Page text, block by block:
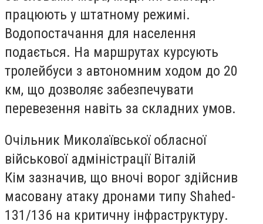
працюють у штатному режимі.
Водопостачання для населення
подається. На маршрутах курсують
тролейбуси з автономним ходом до 20
км, що дозволяє забезпечувати
перевезення навіть за складних умов.
Очільник Миколаївської обласної
військової адміністрації Віталій
Кім зазначив, що вночі ворог здійснив
масовану атаку дронами типу Shahed-
131/136 на критичну інфраструктуру.